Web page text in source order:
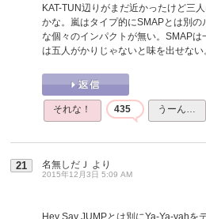
KAT-TUN辺りがまだ近かったけど三
かな。嵐はタイプ的にSMAPとは別の
な個々のインパクトが無い。SMAP
は五人がかりじゃないと味を出せない
それな！ 435 うーん…
21 名無しだＪ より
2015年12月3日 5:09 AM
Hey Say JUMPとは別にYa-Ya-yahを